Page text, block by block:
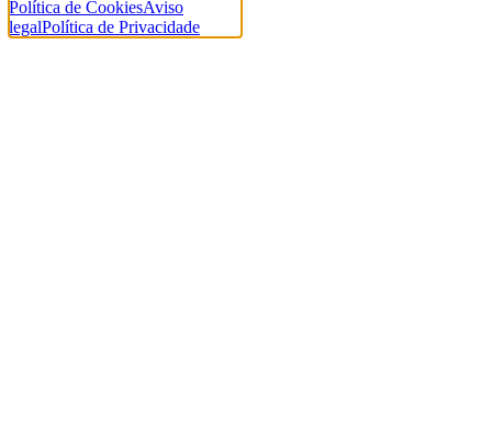
Política de CookiesAviso
legalPolítica de Privacidade